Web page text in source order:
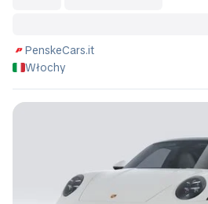
PenskeCars.it
Włochy